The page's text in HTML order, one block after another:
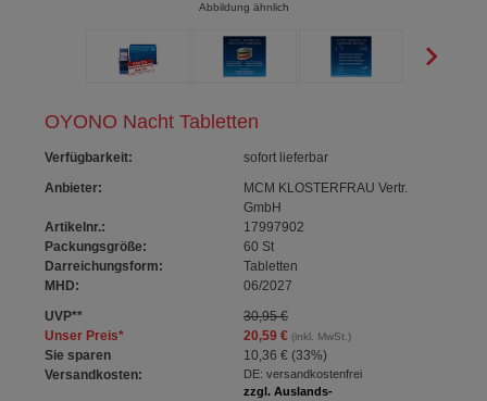
OYONO Nacht Tabletten
Verfügbarkeit:
sofort lieferbar
Anbieter:
MCM KLOSTERFRAU Vertr.
GmbH
Artikelnr.:
17997902
Packungsgröße:
60 St
Darreichungsform:
Tabletten
MHD:
06/2027
UVP**
30,95 €
Unser Preis* 20,59 €(inkl. MwSt.)
Sie sparen 10,36 € (33%)
Versandkosten:
DE: versandkostenfrei
zzgl. Auslands-
Abbildung ähnlich